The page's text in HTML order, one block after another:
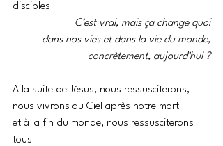
disciples
C’est vrai, mais ça change quoi
dans nos vies et dans la vie du monde,
concrètement, aujourd’hui ?
A la suite de Jésus, nous ressusciterons,
nous vivrons au Ciel après notre mort
et à la fin du monde, nous ressusciterons
tous